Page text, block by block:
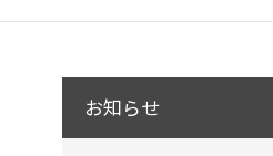
お知らせ